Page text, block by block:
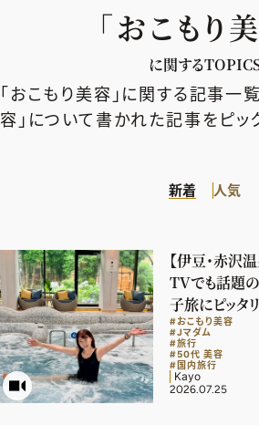
50代なに着てる？
エイジングケア
50代ベストコスメ
ヘルスケアTOPICS
ストレッチ・エクササイズ
ライフスタイル
ゴルフ
50代のお悩み
エクラ 華組メンバー一覧
チームJマダム
チームJマダムランキング
イヴルルド遙華の12星座占い
スペシャル占い
試し読み
エクラ通販
エクラプレミアムNEWS
通販ランキング
デジタルカタログ
from編集部
インフォメーション
「おこもり
に関する
「おこもり美容」に関する記事一
容」について書かれた記事をピッ
新着 人気
【伊豆・赤沢
TVでも話題
子旅にピッタリ
#おこもり美容
#Jマダム
#旅行
#50代 美容
#国内旅行
Kayo
2026.07.25